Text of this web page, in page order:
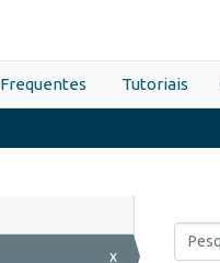
Tutoriais
x